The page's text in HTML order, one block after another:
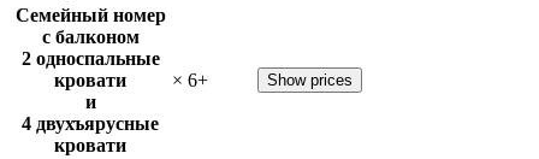
Семейный номер
с балконом
2 односпальные
кровати
и
4 двухъярусные
кровати
× 6+ Show prices